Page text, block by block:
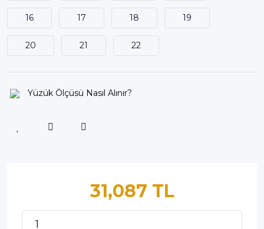
16 17 18 19
20 21 22
Yüzük Ölçüsü Nasıl Alınır?
31,087 TL